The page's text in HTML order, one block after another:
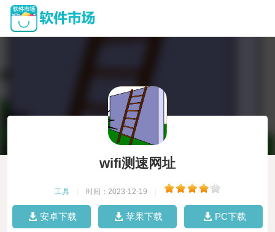
wifi测速网址
工具 时间：2023-12-19
安卓下载 苹果下载 PC下载